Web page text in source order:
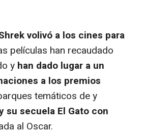
volivó a los cines para
películas han recaudado
y han dado lugar a un
a los premios
temáticos de y
su secuela El Gato con
al Oscar.